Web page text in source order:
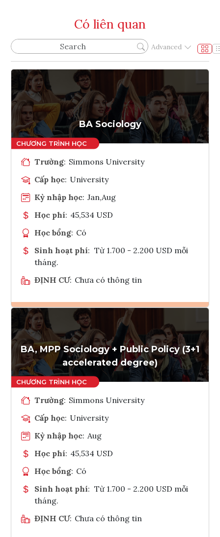
Có liên quan
Advanced
BA Sociology
Trường: Simmons University
Cấp học: University
Kỳ nhập học: Jan,Aug
Học phí: 45,534 USD
Học bổng: Có
Sinh hoạt phí: Từ 1.700 - 2.200 USD mỗi
tháng.
ĐỊNH CƯ: Chưa có thông tin
Ghi danh
Tham vấn Interlink
BA, MPP Sociology + Public Policy (3+1
accelerated degree)
Trường: Simmons University
Cấp học: University
Kỳ nhập học: Aug
Học phí: 45,534 USD
Học bổng: Có
Sinh hoạt phí: Từ 1.700 - 2.200 USD mỗi
tháng.
ĐỊNH CƯ: Chưa có thông tin